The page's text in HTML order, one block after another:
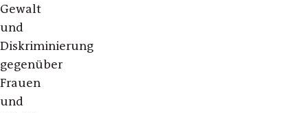
Gewalt
und
Diskriminierung
gegenüber
Frauen
und